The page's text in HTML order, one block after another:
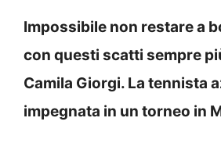
Impossibile non restare a
con questi scatti sempre
Camila Giorgi. La tennista
impegnata in un torneo in